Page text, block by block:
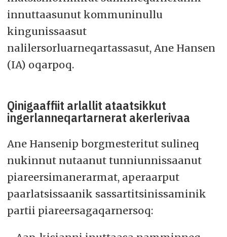
innuttaasunut kommuninullu
kingunissaasut
nalilersorluarneqartassasut, Ane Hansen
(IA) oqarpoq.
Qinigaaffiit arlallit ataatsikkut
ingerlanneqartarnerat akerlerivaa
Ane Hansenip borgmesteritut sulineq
nukinnut nutaanut tunniunnissaanut
piareersimanerarmat, aperaarput
paarlatsissaanik sassartitsinissaminik
partii piareersagaqarnersoq: